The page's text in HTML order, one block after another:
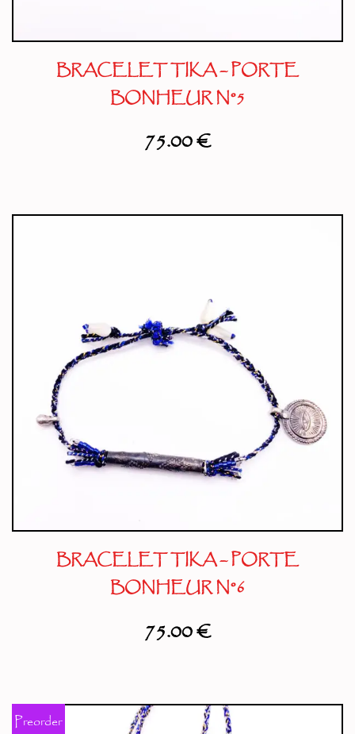
BRACELET TIKA – PORTE
BONHEUR N°5
75.00€
BRACELET TIKA – PORTE
BONHEUR N°6
75.00€
Preorder